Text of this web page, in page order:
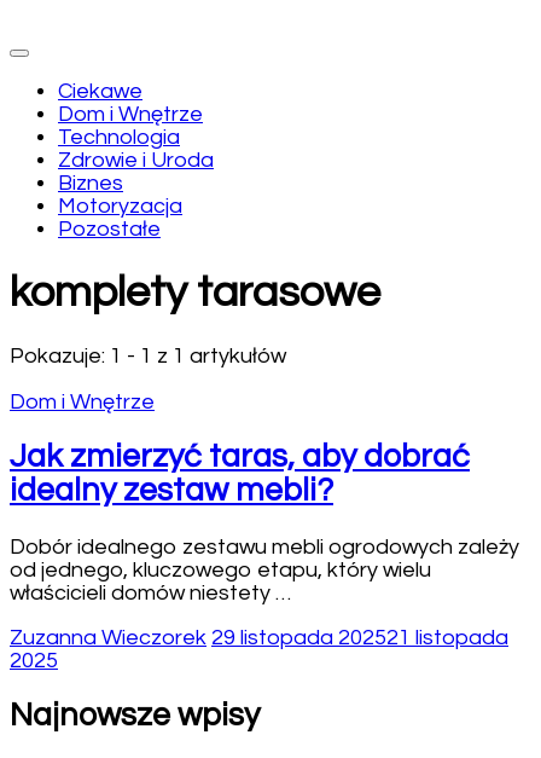
Ciekawe
Dom i Wnętrze
Technologia
Zdrowie i Uroda
Biznes
Motoryzacja
Pozostałe
komplety tarasowe
Pokazuje: 1 - 1 z 1 artykułów
Dom i Wnętrze
Jak zmierzyć taras, aby dobrać
idealny zestaw mebli?
Dobór idealnego zestawu mebli ogrodowych zależy
od jednego, kluczowego etapu, który wielu
właścicieli domów niestety …
Zuzanna Wieczorek 29 listopada 202521 listopada
2025
Najnowsze wpisy